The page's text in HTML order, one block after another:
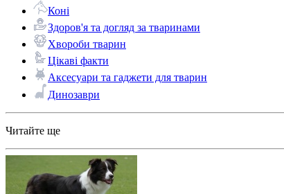
Коні
Здоров'я та догляд за тваринами
Хвороби тварин
Цікаві факти
Аксесуари та гаджети для тварин
Динозаври
Читайте ще